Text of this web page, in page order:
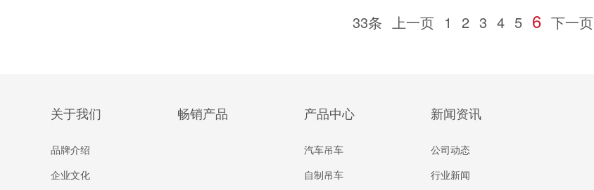
33条 上一页 1 2 3 4 5 6 下一页
关于我们
品牌介绍
企业文化
畅销产品 产品中心
汽车吊车
自制吊车
新闻资讯
公司动态
行业新闻